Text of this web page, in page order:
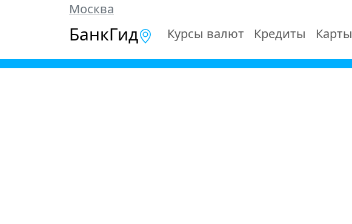
Москва
БанкГид Курсы валют Кредиты Карты